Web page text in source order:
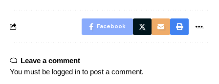
Facebook
Leave a comment
You must be logged in to post a comment.